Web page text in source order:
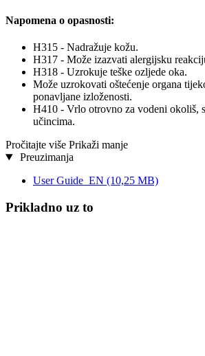
Napomena o opasnosti:
H315 - Nadražuje kožu.
H317 - Može izazvati alergijsku
H318 - Uzrokuje teške ozljede oka.
Može uzrokovati oštećenje organa
ponavljane izloženosti.
H410 - Vrlo otrovno za vodeni okoliš,
učincima.
Pročitajte više Prikaži manje
Preuzimanja
User Guide_EN (10,25 MB)
Prikladno uz to